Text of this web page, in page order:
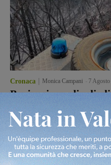
Cronaca Monica Campani 7
Bucine, incendio di
Pancrazio. Tre ettari
Incendio alle 16.00 in località
nel Comune di Bucine.
e bosco, ha visto...